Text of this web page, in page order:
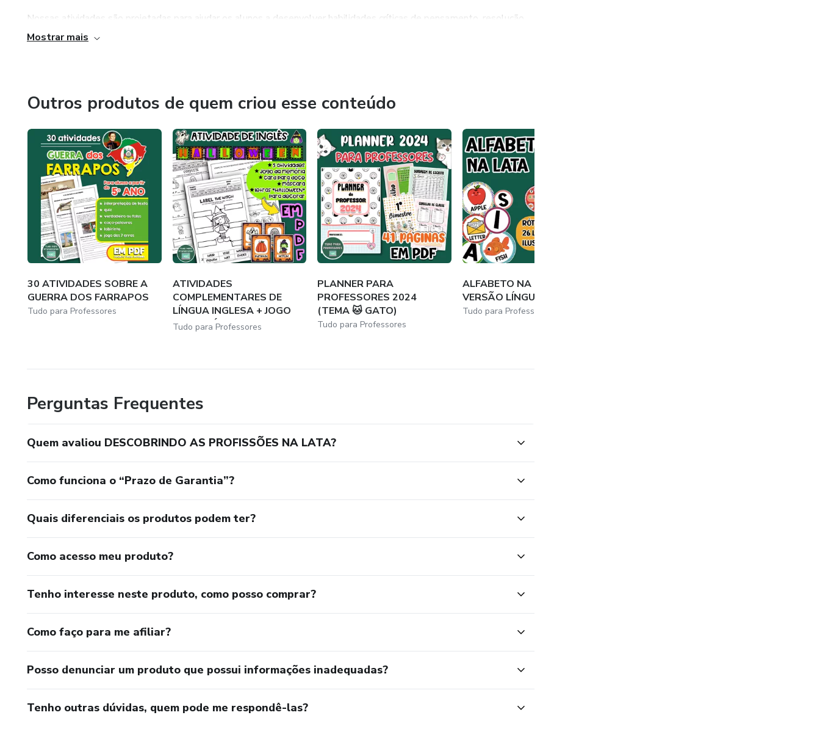
Nossas atividades são projetadas para ajudar os alunos a desenvolver habilidades críticas de pensamento, resolução
de problemas e criatividade. Além disso, elas são projetadas para serem acessíveis, permitindo que estudantes de
atividades digitais de alta qualidade que inspirem e motivem os alunos a alcançarem seu potencial máximo.
Mostrar mais
Outros produtos de quem criou esse conteúdo
30 ATIVIDADES SOBRE A
GUERRA DOS FARRAPOS
Tudo para Professores
ATIVIDADES
COMPLEMENTARES DE
LÍNGUA INGLESA + JOGO
DA MEMÓRI...
Tudo para Professores
PLANNER PARA
PROFESSORES 2024
(TEMA 🐱 GATO)
Tudo para Professores
ALFABETO NA LATA -
VERSÃO LÍNGUA INGLESA
Tudo para Professores
Perguntas Frequentes
Quem avaliou DESCOBRINDO AS PROFISSÕES NA LATA?
Como funciona o “Prazo de Garantia”?
Quais diferenciais os produtos podem ter?
Como acesso meu produto?
Tenho interesse neste produto, como posso comprar?
Como faço para me afiliar?
Posso denunciar um produto que possui informações inadequadas?
Tenho outras dúvidas, quem pode me respondê-las?